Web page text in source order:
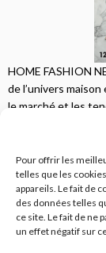
Pour offrir les
telles que les
appareils. Le fait de
des données telles
ce site. Le fait de ne
un effet négatif sur
HOME FASHION
de l’univers
le marché et les
lecteurs une
JE M'ABONNE